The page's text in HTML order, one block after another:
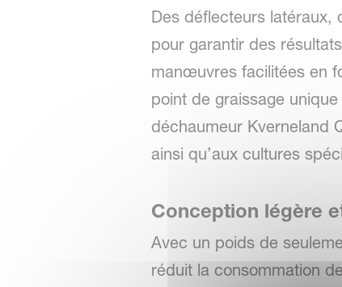
Des déflecteurs latéraux,
pour garantir des
manœuvres facilitées en
point de graissage
déchaumeur Kverneland
ainsi qu’aux cultures
Conception légère
Avec un poids de
réduit la consommation